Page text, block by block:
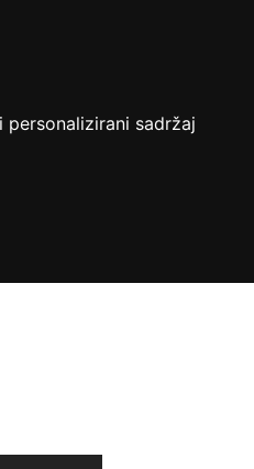
sadržaj